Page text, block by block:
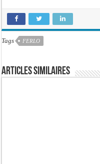
Tags FERLO
Articles similaires